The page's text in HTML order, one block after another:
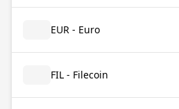
EUR - Euro
FIL - Filecoin